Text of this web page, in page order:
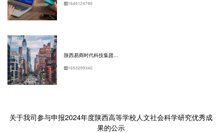
关于我司参与申报2024年度陕西高等学校人文社会科学研究优秀成
果的公示
1646124780
陕西易商时代科技集团...
1653299340